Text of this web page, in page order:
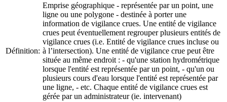
Définition:
Emprise géographique - représentée par un point, une
ligne ou une polygone - destinée à porter une
information de vigilance crues. Une entité de vigilance
crues peut éventuellement regrouper plusieurs entités de
vigilance crues (i.e. Entité de vigilance crues incluse ou
à l’intersection). Une entité de vigilance crue peut être
située au même endroit : - qu'une station hydrométrique
lorsque l'entité est représentée par un point, - qu'un ou
plusieurs cours d'eau lorsque l'entité est représentée par
une ligne, - etc. Chaque entité de vigilance crues est
gérée par un administrateur (ie. intervenant)